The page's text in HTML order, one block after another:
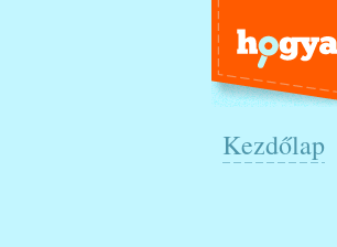
Kezdőlap